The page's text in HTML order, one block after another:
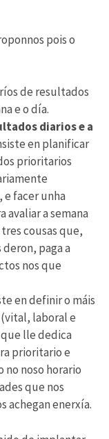
pois o
de resultados
e o día.
diarios e a
en planificar
prioritarios
e facer unha
avaliar a semana
cousas que,
paga a
nos que
en definir o máis
laboral e
lle dedica
prioritario e
noso horario
que nos
achegan enerxía.